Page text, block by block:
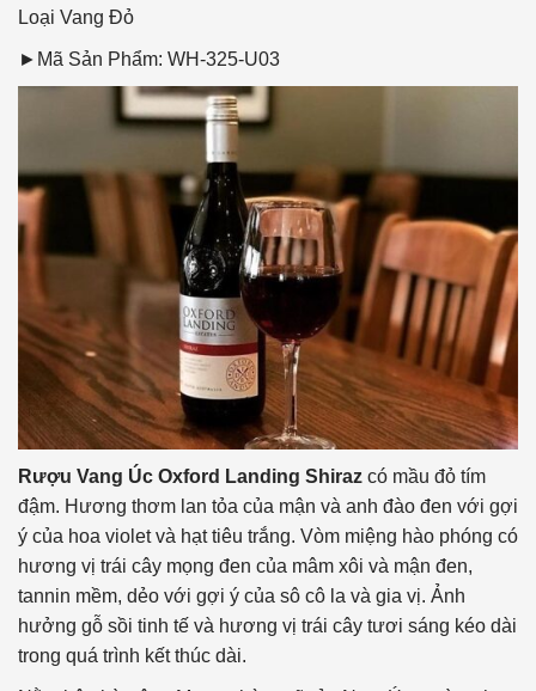
Loại Vang Đỏ
►Mã Sản Phẩm: WH-325-U03
Rượu Vang Úc Oxford Landing Shiraz có mầu đỏ tím
đậm. Hương thơm lan tỏa của mận và anh đào đen với gợi
ý của hoa violet và hạt tiêu trắng. Vòm miệng hào phóng có
hương vị trái cây mọng đen của mâm xôi và mận đen,
tannin mềm, dẻo với gợi ý của sô cô la và gia vị. Ảnh
hưởng gỗ sồi tinh tế và hương vị trái cây tươi sáng kéo dài
trong quá trình kết thúc dài.